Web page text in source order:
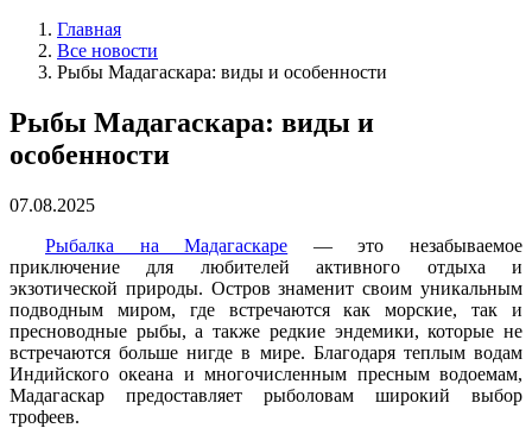
Главная
Все новости
Рыбы Мадагаскара: виды и особенности
Рыбы Мадагаскара: виды и
особенности
07.08.2025
Рыбалка на Мадагаскаре — это незабываемое
приключение для любителей активного отдыха и
экзотической природы. Остров знаменит своим уникальным
подводным миром, где встречаются как морские, так и
пресноводные рыбы, а также редкие эндемики, которые не
встречаются больше нигде в мире. Благодаря теплым водам
Индийского океана и многочисленным пресным водоемам,
Мадагаскар предоставляет рыболовам широкий выбор
трофеев.